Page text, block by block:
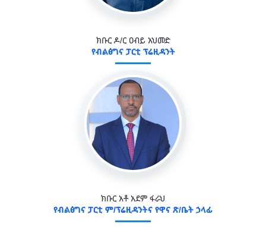
ክቡር ዶ/ር ዐብይ አህመድ
የብልፅግና ፓርቲ ፕሬዚዳንት
ክቡር አቶ አደም ፋራህ
የብልፅግና ፓርቲ ም/ፕሬዚዳንትና የዋና ጽ/ቤት ኃላፊ